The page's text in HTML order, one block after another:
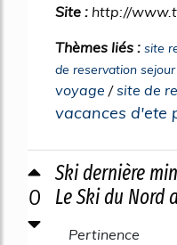
Site : http://
Thèmes liés : site
de reservation sejour
voyage /site de
vacances d'ete
0
Ski dernière
Le Ski du Nord
Pertinence